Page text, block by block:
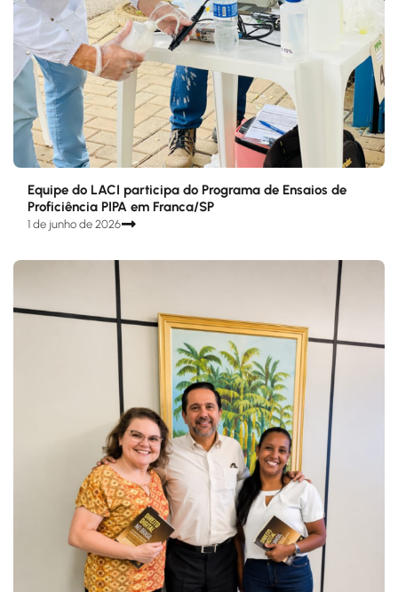
Equipe do LACI participa do Programa de Ensaios de
Proficiência PIPA em Franca/SP
1 de junho de 2026